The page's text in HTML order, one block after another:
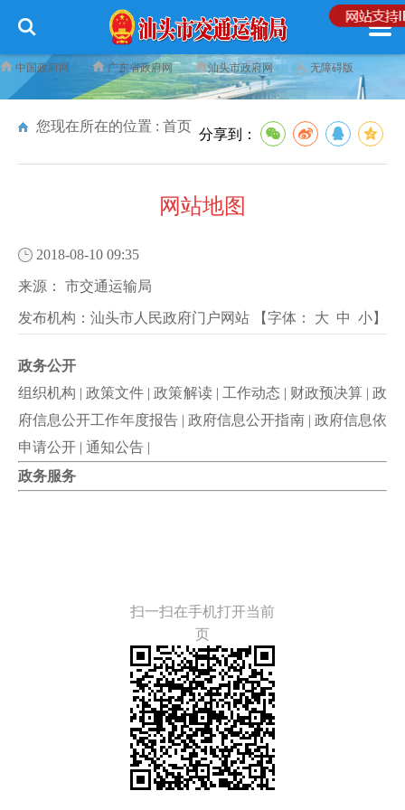
中国政府网 广东省政府网 汕头市政府网 无障碍版
您现在所在的位置 : 首页
分享到：
网站地图
2018-08-10 09:35
来源： 市交通运输局
发布机构： 汕头市人民政府门户网站 【字体： 大 中 小】
政务公开
组织机构 |政策文件 |政策解读 | 工作动态 | 财政预决算 |政
府信息公开工作年度报告| 政府信息公开指南 | 政府信息依
申请公开 | 通知公告 |
政务服务
扫一扫在手机打开当前
页